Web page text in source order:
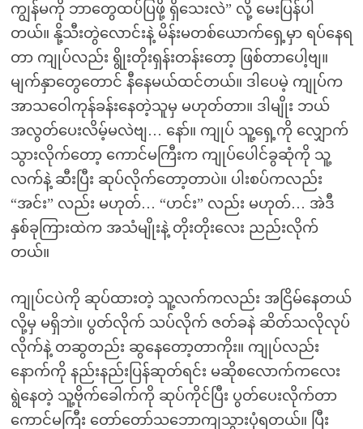
ကျွန်မကို ဘာတွေထပ်ပြဖို့ ရှိသေးလဲ” လို့ မေးပြန်ပါ
တယ်။ နို့သီးတွဲလောင်းနဲ့ မိန်းမတစ်ယောက်ရှေ့မှာ ရပ်နေရ
တာ ကျုပ်လည်း ရွိုးတိုးရှန်းတန်းတော့ ဖြစ်တာပေါ့ဗျ။
မျက်နှာတွေတောင် နီနေမယ်ထင်တယ်။ ဒါပေမဲ့ ကျုပ်က
အာသဝေါကုန်ခန်းနေတဲ့သူမှ မဟုတ်တာ။ ဒါမျိုး ဘယ်
အလွတ်ပေးလိမ့်မလဲဗျ… နော်။ ကျုပ် သူ့ရှေ့ကို လျှောက်
သွားလိုက်တော့ ကောင်မကြီးက ကျုပ်ပေါင်ခွဆုံကို သူ့
လက်နဲ့ ဆီးပြီး ဆုပ်လိုက်တော့တာပဲ။ ပါးစပ်ကလည်း
“အင်း” လည်း မဟုတ်… “ဟင်း” လည်း မဟုတ်… အဲဒီ
နှစ်ခုကြားထဲက အသံမျိုးနဲ့ တိုးတိုးလေး ညည်းလိုက်
တယ်။
ကျုပ်ငပဲကို ဆုပ်ထားတဲ့ သူ့လက်ကလည်း အငြိမ်နေတယ်
လို့မှ မရှိဘဲ။ ပွတ်လိုက် သပ်လိုက် ဇတ်ခနဲ ဆိတ်သလိုလုပ်
လိုက်နဲ့ တဆွတည်း ဆွနေတော့တာကိုး။ ကျုပ်လည်း
နောက်ကို နည်းနည်းပြန်ဆုတ်ရင်း မဆိုစလောက်ကလေး
ရွဲနေတဲ့ သူ့ဗိုက်ခေါက်ကို ဆုပ်ကိုင်ပြီး ပွတ်ပေးလိုက်တာ
ကောင်မကြီး တော်တော်သဘောကျသွားပုံရတယ်။ ပြီး